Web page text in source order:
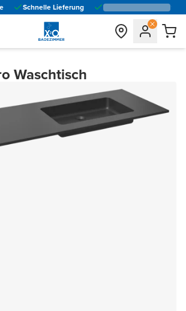
Schnelle Lieferung
Waschtisch